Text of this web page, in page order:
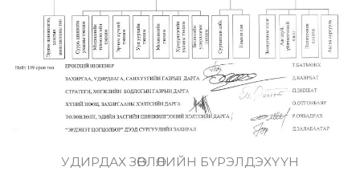
УДИРДАХ ЗӨВЛӨЛИЙН БҮРЭЛДЭХҮҮН